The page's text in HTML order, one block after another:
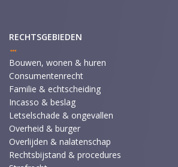
RECHTSGEBIEDEN
Bouwen, wonen & huren
Consumentenrecht
Familie & echtscheiding
Incasso & beslag
Letselschade & ongevallen
Overheid & burger
Overlijden & nalatenschap
Rechtsbijstand & procedures